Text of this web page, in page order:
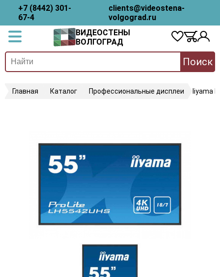
+7 (8442) 301-
67-4
clients@videostena-
volgograd.ru
ВИДЕОСТЕНЫ
ВОЛГОГРАД
Поиск
Главная Каталог Профессиональные дисплеи Iiyama